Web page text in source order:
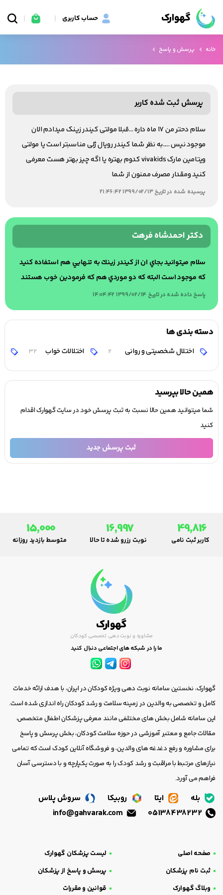
گهوارک حساب کاربری
خانه پرسش و پاسخ
پرسش ثبت شده کاربر
سلام دحتر من ۱۷ ماه داره ...قبلا مولتی کیندر زینک میدادم الان
موجود نیس .....به نظر شما کیندر رویال ژلی مناسبتر است یا مولتی
ویتامین مارک vivakids کدوم بهتره یا اگه چیز بهتر هست معرفی
کنید ومقدار مصرف ممنون از شما
پرسیده شده در تاریخ 1399/02/13 21:46:42
دکتر احمدشاه فرهت
سلام ميتوانيد بجاي ان از كيندر زينك به تنهايي هم استفاده كنيد
كه موجود است البته كه دو موردي هم كه فرمودين خوب هستند
پاسخ داده شده در تاریخ 1399/02/14 14:04:42
دسته بندی ها
اختلال شخصیتی و روانی 2 اختلالات خواب 32
همین حالا بپرسید
شما میتوانید همین حالا نسبت به ثبت پرسش خود در سایت گهوارک اقدام
کنید
ثبت پرسش جدید
49,816
کاربر ثبت نامی
16,997
نوبت رزرو شده تا حالا
15,000
متوسط بازدید روزانه
گهوارک
مشاوره و نوبت دهی تخصصی کودکان
ما را در شبکه های اجتماعی دنبال کنید
گهوارک، نخستین سامانه نوبت دهی ویژه کودکان در ایران، با هدف ارائه خدمات
کامل و تخصصی به والدین در زمینه سلامت و رشد کودکان راه اندازی شده است.
این سامانه شامل بخش های مختلفی مانند معرفی پزشکان اطفال متخصص،
مقالات جامع و معتبر آموزشی در حوزه سلامت کودکان، بخش پرسش و پاسخ
برای مشاوره و رفع دغدغه های والدین، و فروشگاه آنلاین کودک است که تمامی
نیازهای مرتبط با مراقبت و رشد کودک را به صورت یکپارچه و با دسترسی آسان
فراهم می آورد.
بله ایتا روبیکا
سروش پلاس
صفحه اصلی
لیست پزشکان گهوارک
ثبت نام پزشکان
پرسش و پاسخ از پزشکان
وبلاگ گهوارک
قوانین و مقررات